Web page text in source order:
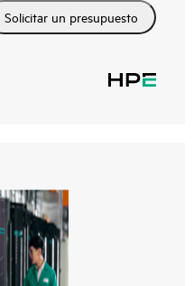
Solicitar un presupuesto